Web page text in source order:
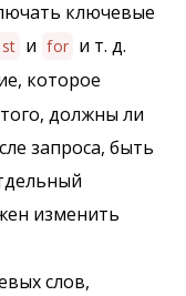
ключевые
и for и т. д.
которое
того, должны ли
запроса, быть
изменить
слов,